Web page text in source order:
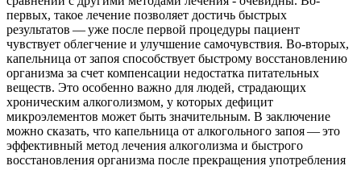
первых, такое лечение позволяет достичь быстрых
результатов — уже после первой процедуры пациент
чувствует облегчение и улучшение самочувствия. Во-вторых,
капельница от запоя способствует быстрому восстановлению
организма за счет компенсации недостатка питательных
веществ. Это особенно важно для людей, страдающих
хроническим алкоголизмом, у которых дефицит
микроэлементов может быть значительным. В заключение
можно сказать, что капельница от алкогольного запоя — это
эффективный метод лечения алкоголизма и быстрого
восстановления организма после прекращения употребления